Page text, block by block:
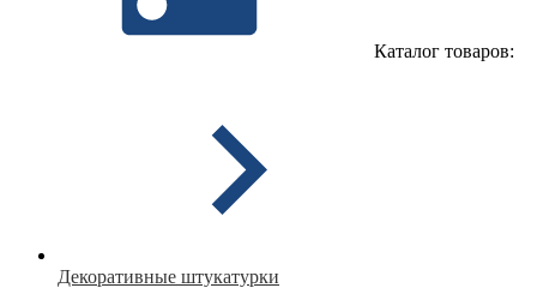
Каталог товаров:
Декоративные штукатурки